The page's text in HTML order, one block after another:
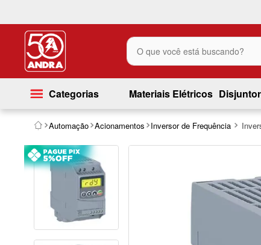
O que você está buscando?
Categorias Materiais Elétricos
Automação Acionamentos Inversor de Frequência